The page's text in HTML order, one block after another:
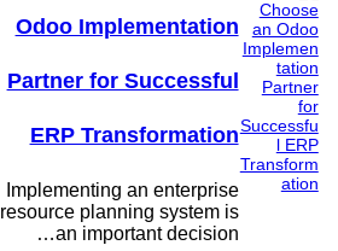
Odoo Implementation
Partner for Successful
ERP Transformation
Implementing an enterprise
resource planning system is
an important decision…